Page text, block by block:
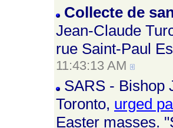
Collecte de
Jean-Claude
rue Saint-Paul
11:43:13 AM
SARS - Bishop
Toronto, urged
Easter masses.